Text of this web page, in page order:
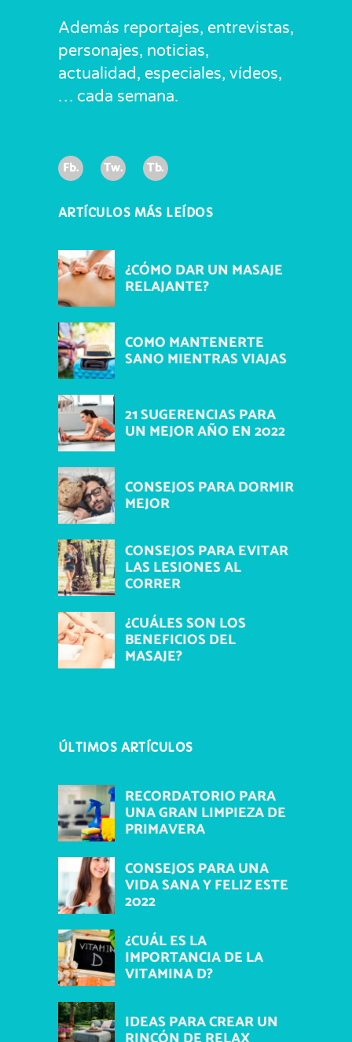
Además reportajes, entrevistas,
personajes, noticias,
actualidad, especiales, vídeos,
… cada semana.
Fb. Tw. Tb.
ARTÍCULOS MÁS LEÍDOS
¿CÓMO DAR UN MASAJE
RELAJANTE?
COMO MANTENERTE
SANO MIENTRAS VIAJAS
21 SUGERENCIAS PARA
UN MEJOR AÑO EN 2022
CONSEJOS PARA DORMIR
MEJOR
CONSEJOS PARA EVITAR
LAS LESIONES AL
CORRER
¿CUÁLES SON LOS
BENEFICIOS DEL
MASAJE?
ÚLTIMOS ARTÍCULOS
RECORDATORIO PARA
UNA GRAN LIMPIEZA DE
PRIMAVERA
CONSEJOS PARA UNA
VIDA SANA Y FELIZ ESTE
2022
¿CUÁL ES LA
IMPORTANCIA DE LA
VITAMINA D?
IDEAS PARA CREAR UN